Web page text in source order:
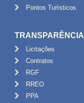
Pontos Turísticos
TRANSPARÊNCIA
Licitações
Contratos
RGF
RREO
PPA